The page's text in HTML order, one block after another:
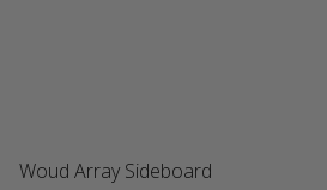
Woud Array Sideboard